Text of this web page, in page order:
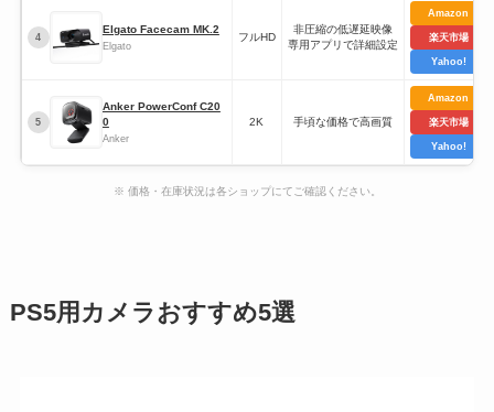
4
Elgato Facecam MK.2
Elgato
フルHD
非圧縮の低遅延映像
専用アプリで詳細設定
Amazon
楽天市場
Yahoo!
5
Anker PowerConf C20
0
Anker
2K 手頃な価格で高画質
Amazon
楽天市場
Yahoo!
※ 価格・在庫状況は各ショップにてご確認ください。
PS5用カメラおすすめ5選